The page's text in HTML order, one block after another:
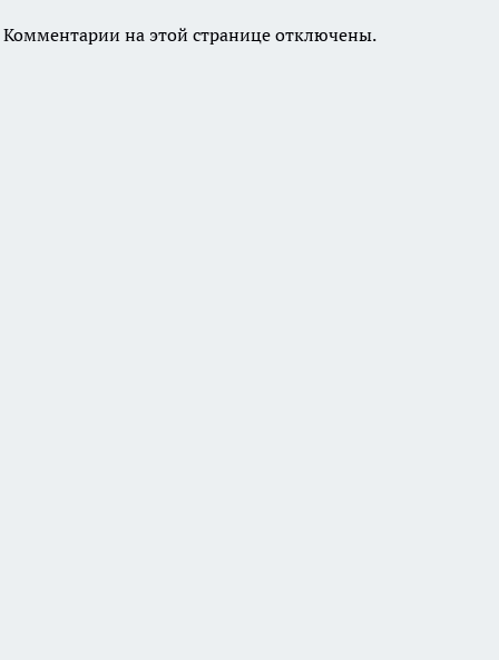
Комментарии на этой странице отключены.